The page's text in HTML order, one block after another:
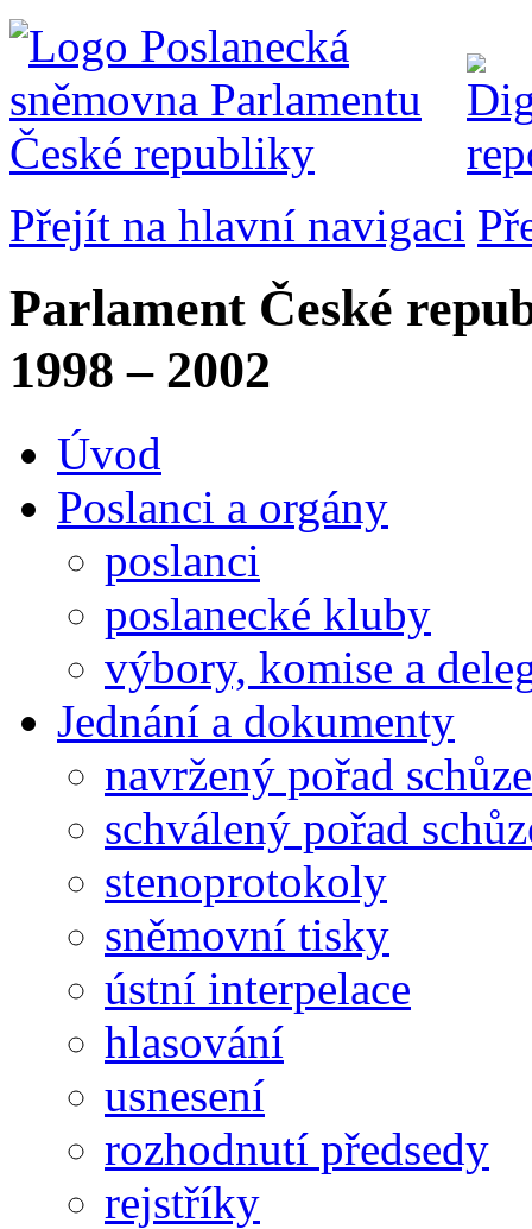
Přejít na hlavní navigaci
Parlament České
1998 – 2002
Úvod
Poslanci a orgány
poslanci
poslanecké kluby
výbory, komise a
Jednání a dokumenty
navržený pořad schůze
schválený pořad
stenoprotokoly
sněmovní tisky
ústní interpelace
hlasování
usnesení
rozhodnutí předsedy
rejstříky